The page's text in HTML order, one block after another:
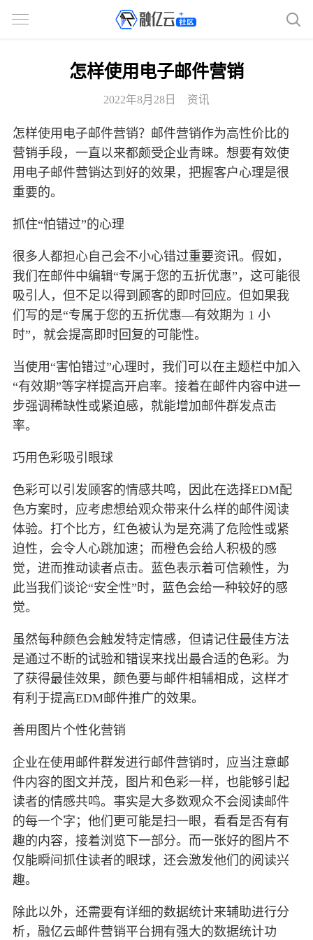
怎样使用电子邮件营销
2022年8月28日 资讯
怎样使用电子邮件营销？邮件营销作为高性价比的
营销手段，一直以来都颇受企业青睐。想要有效使
用电子邮件营销达到好的效果，把握客户心理是很
重要的。
抓住“怕错过”的心理
很多人都担心自己会不小心错过重要资讯。假如，
我们在邮件中编辑“专属于您的五折优惠”，这可能很
吸引人，但不足以得到顾客的即时回应。但如果我
们写的是“专属于您的五折优惠—有效期为 1 小
时”，就会提高即时回复的可能性。
当使用“害怕错过”心理时，我们可以在主题栏中加入
“有效期”等字样提高开启率。接着在邮件内容中进一
步强调稀缺性或紧迫感，就能增加邮件群发点击
率。
巧用色彩吸引眼球
色彩可以引发顾客的情感共鸣，因此在选择EDM配
色方案时，应考虑想给观众带来什么样的邮件阅读
体验。打个比方，红色被认为是充满了危险性或紧
迫性，会令人心跳加速；而橙色会给人积极的感
觉，进而推动读者点击。蓝色表示着可信赖性，为
此当我们谈论“安全性”时，蓝色会给一种较好的感
觉。
虽然每种颜色会触发特定情感，但请记住最佳方法
是通过不断的试验和错误来找出最合适的色彩。为
了获得最佳效果，颜色要与邮件相辅相成，这样才
有利于提高EDM邮件推广的效果。
善用图片个性化营销
企业在使用邮件群发进行邮件营销时，应当注意邮
件内容的图文并茂，图片和色彩一样，也能够引起
读者的情感共鸣。事实是大多数观众不会阅读邮件
的每一个字；他们更可能是扫一眼，看看是否有有
趣的内容，接着浏览下一部分。而一张好的图片不
仅能瞬间抓住读者的眼球，还会激发他们的阅读兴
趣。
除此以外，还需要有详细的数据统计来辅助进行分
析，融亿云邮件营销平台拥有强大的数据统计功